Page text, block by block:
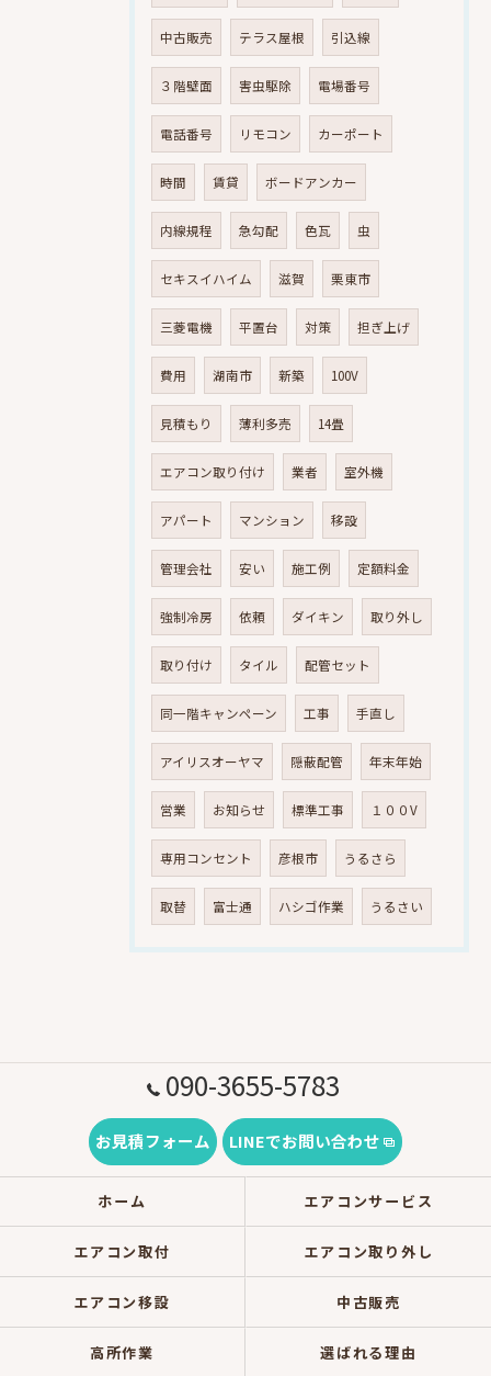
中古販売 テラス屋根 引込線
３階壁面 害虫駆除 電場番号
電話番号 リモコン カーポート
時間 賃貸 ボードアンカー
内線規程 急勾配 色瓦 虫
セキスイハイム 滋賀 栗東市
三菱電機 平置台 対策 担ぎ上げ
費用 湖南市 新築 100V
見積もり 薄利多売 14畳
エアコン取り付け 業者 室外機
アパート マンション 移設
管理会社 安い 施工例 定額料金
強制冷房 依頼 ダイキン 取り外し
取り付け タイル 配管セット
同一階キャンペーン 工事 手直し
アイリスオーヤマ 隠蔽配管 年末年始
営業 お知らせ 標準工事 １００V
専用コンセント 彦根市 うるさら
取替 富士通 ハシゴ作業 うるさい
090-3655-5783
お見積フォーム LINEでお問い合わせ
ホーム エアコンサービス
エアコン取付 エアコン取り外し
エアコン移設 中古販売
高所作業 選ばれる理由